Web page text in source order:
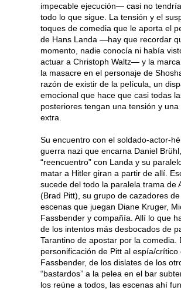
impecable ejecución— casi no
todo lo que sigue. La tensión y el
toques de comedia que le aporta el
de Hans Landa —hay que recordar
momento, nadie conocía ni había
actuar a Christoph Waltz— y la
la masacre en el personaje de
razón de existir de la película, un
emocional que hace que casi todas
posteriores tengan una tensión y una
extra.
Su encuentro con el soldado-actor-
guerra nazi que encarna Daniel
“reencuentro” con Landa y su
matar a Hitler giran a partir de allí.
sucede del todo la paralela trama de
(Brad Pitt), su grupo de cazadores
escenas que juegan Diane Kruger,
Fassbender y compañía. Allí lo que
de los intentos más desbocados de
Tarantino de apostar por la comedia.
personificación de Pitt al espía/crítico
Fassbender, de los dislates de los
“bastardos” a la pelea en el bar
los reúne a todos, las escenas ahí